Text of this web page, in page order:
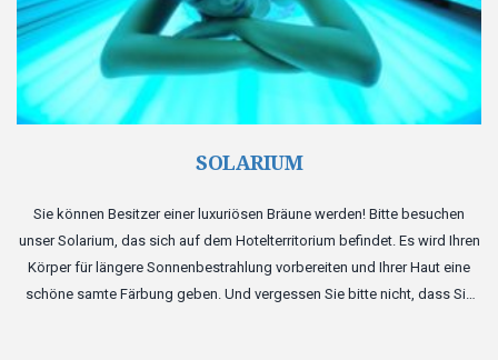
SOLARIUM
Sie können Besitzer einer luxuriösen Bräune werden! Bitte besuchen
unser Solarium, das sich auf dem Hotelterritorium befindet. Es wird Ihren
Körper für längere Sonnenbestrahlung vorbereiten und Ihrer Haut eine
schöne samte Färbung geben. Und vergessen Sie bitte nicht, dass Sie